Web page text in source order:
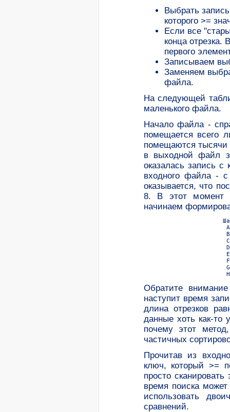
Выбрать
которого >=
Если все
конца
первого
Записываем
Заменяем
файла.
Hа следующей
маленького файла.
Hачало файла -
помещается всего
помещаются
в выходной файл
оказалась запись
входного файла -
оказывается, что
8. В этот момент
начинаем
Обратите
наступит время
длина отрезков
данные хоть как-то
почему этот
частичных
Прочитав из
ключ, который >=
просто
время поиска
использовать
сравнений.